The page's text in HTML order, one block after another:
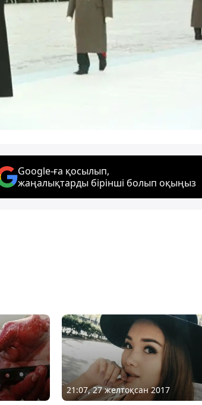
Google-ға қосылып,
жаңалықтарды бірінші болып оқыңыз
21:07, 27 желтоқсан 2017